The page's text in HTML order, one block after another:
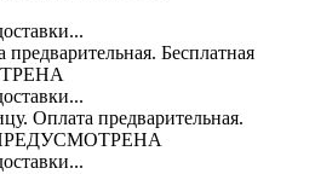
Бесплатная
Оплата предварительная.
ПРЕДУСМОТРЕНА